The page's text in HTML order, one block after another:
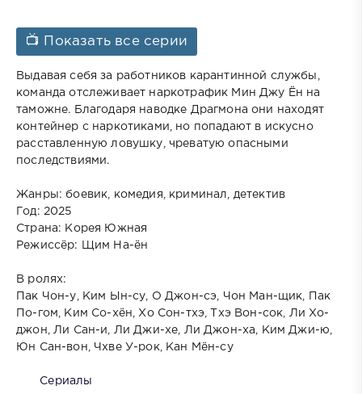
📺 Показать все серии
Выдавая себя за работников карантинной службы,
команда отслеживает наркотрафик Мин Джу Ён на
таможне. Благодаря наводке Драгмона они находят
контейнер с наркотиками, но попадают в искусно
расставленную ловушку, чреватую опасными
последствиями.
Жанры: боевик, комедия, криминал, детектив
Год: 2025
Страна: Корея Южная
Режиссёр: Щим На-ён
В ролях:
Пак Чон-у, Ким Ын-су, О Джон-сэ, Чон Ман-щик, Пак
По-гом, Ким Со-хён, Хо Сон-тхэ, Тхэ Вон-сок, Ли Хо-
джон, Ли Сан-и, Ли Джи-хе, Ли Джон-ха, Ким Джи-ю,
Юн Сан-вон, Чхве У-рок, Кан Мён-су
Сериалы